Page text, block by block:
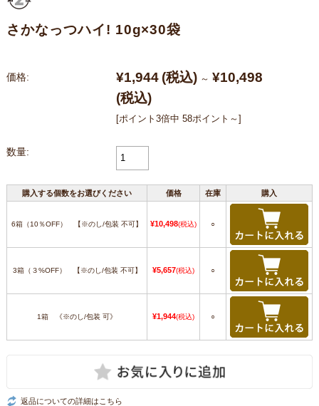
さかなっつハイ! 10g×30袋
価格: ¥1,944 (税込) ～ ¥10,498
(税込)
[ポイント3倍中 58ポイント～]
数量:
購入する個数をお選びください 価格 在庫 購入
6箱（10％OFF） 【※のし/包装 不可】 ¥10,498(税込) ○
3箱（３%OFF） 【※のし/包装 不可】 ¥5,657(税込) ○
1箱 《※のし/包装 可》 ¥1,944(税込) ○
返品についての詳細はこちら